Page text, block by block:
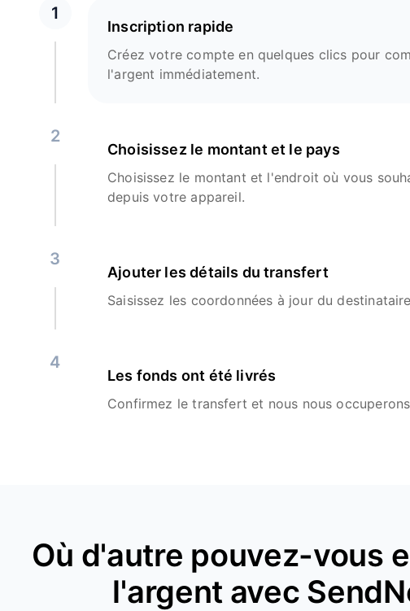
1
Inscription rapide
Créez votre compte en quelques clics pour
l'argent immédiatement.
2
Choisissez le montant et le pays
Choisissez le montant et l'endroit où vous
depuis votre appareil.
3
Ajouter les détails du transfert
Saisissez les coordonnées à jour du
4
Les fonds ont été livrés
Confirmez le transfert et nous nous
Où d'autre pouvez-vous
l'argent avec